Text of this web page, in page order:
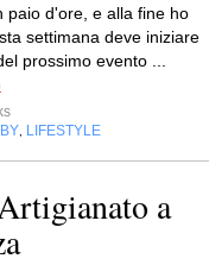
paio d'ore, e alla fine ho
settimana deve iniziare
prossimo evento ...
LIFESTYLE
a